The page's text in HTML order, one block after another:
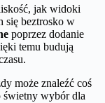
jak widoki
się beztrosko w
poprzez dodanie
temu budują
może znaleźć coś
świetny wybór dla